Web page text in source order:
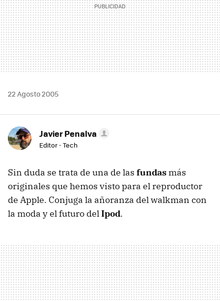
22 Agosto 2005
Javier Penalva
Editor - Tech
Sin duda se trata de una de las fundas más
originales que hemos visto para el reproductor
de Apple. Conjuga la añoranza del walkman con
la moda y el futuro delIpod.